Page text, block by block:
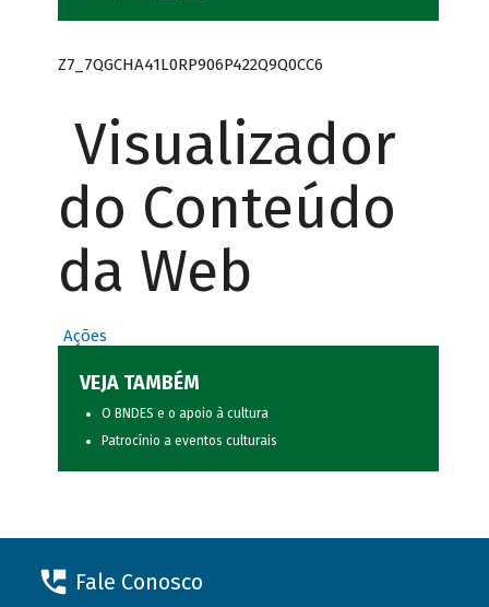
Z7_7QGCHA41L0RP906P422Q9Q0CC6
Visualizador
do Conteúdo
da Web
Ações
VEJA TAMBÉM
O BNDES e o apoio à cultura
Patrocínio a eventos culturais
Fale Conosco